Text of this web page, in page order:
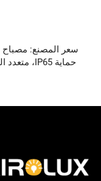
سعر المصنع: مصباح